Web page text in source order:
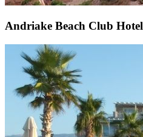
Andriake Beach Club Hotel